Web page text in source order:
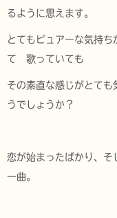
るように思えます。
とてもピュアーな気持
て 歌っていても
その素直な感じがとて
うでしょうか？
恋が始まったばかり、そ
一曲。